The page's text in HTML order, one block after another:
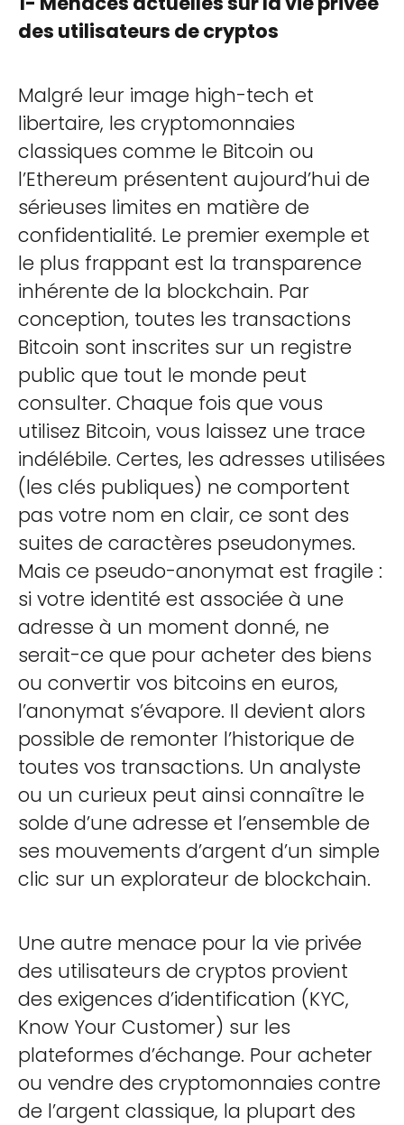
des utilisateurs de cryptos
Malgré leur image high-tech et
libertaire, les cryptomonnaies
classiques comme le Bitcoin ou
l’Ethereum présentent aujourd’hui de
sérieuses limites en matière de
confidentialité. Le premier exemple et
le plus frappant est la transparence
inhérente de la blockchain. Par
conception, toutes les transactions
Bitcoin sont inscrites sur un registre
public que tout le monde peut
consulter. Chaque fois que vous
utilisez Bitcoin, vous laissez une trace
indélébile. Certes, les adresses utilisées
(les clés publiques) ne comportent
pas votre nom en clair, ce sont des
suites de caractères pseudonymes.
Mais ce pseudo-anonymat est fragile :
si votre identité est associée à une
adresse à un moment donné, ne
serait-ce que pour acheter des biens
ou convertir vos bitcoins en euros,
l’anonymat s’évapore. Il devient alors
possible de remonter l’historique de
toutes vos transactions. Un analyste
ou un curieux peut ainsi connaître le
solde d’une adresse et l’ensemble de
ses mouvements d’argent d’un simple
clic sur un explorateur de blockchain.
Une autre menace pour la vie privée
des utilisateurs de cryptos provient
des exigences d’identification (KYC,
Know Your Customer) sur les
plateformes d’échange. Pour acheter
ou vendre des cryptomonnaies contre
de l’argent classique, la plupart des